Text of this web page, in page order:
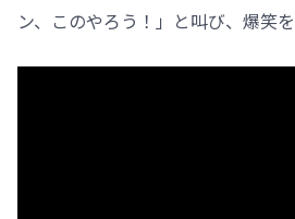
ン、このやろう！」と叫び、爆笑を